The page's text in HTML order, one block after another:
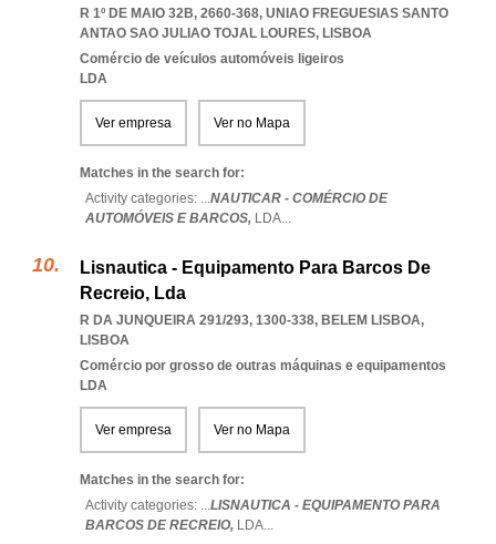
R 1º DE MAIO 32B, 2660-368, UNIAO FREGUESIAS SANTO
ANTAO SAO JULIAO TOJAL LOURES, LISBOA
Comércio de veículos automóveis ligeiros
LDA
Ver empresa Ver no Mapa
Matches in the search for:
Activity categories: ...NAUTICAR - COMÉRCIO DE
AUTOMÓVEIS E BARCOS, LDA...
Lisnautica - Equipamento Para Barcos De
Recreio, Lda
R DA JUNQUEIRA 291/293, 1300-338, BELEM LISBOA,
LISBOA
Comércio por grosso de outras máquinas e equipamentos
LDA
Ver empresa Ver no Mapa
Matches in the search for:
Activity categories: ...LISNAUTICA - EQUIPAMENTO PARA
BARCOS DE RECREIO, LDA...